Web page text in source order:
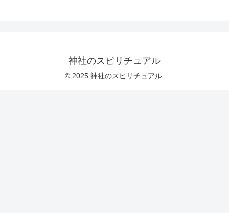
神社のスピリチュアル
© 2025 神社のスピリチュアル.